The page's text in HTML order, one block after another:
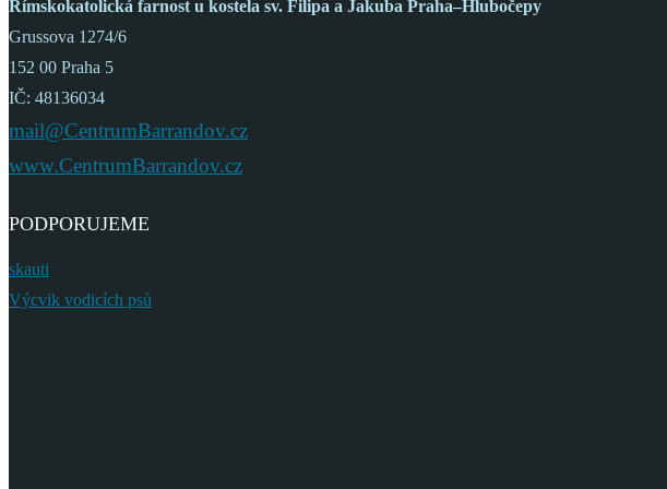
Římskokatolická farnost u kostela sv. Filipa a Jakuba Praha–Hlubočepy
Grussova 1274/6
152 00 Praha 5
IČ: 48136034
mail@CentrumBarrandov.cz
www.CentrumBarrandov.cz
PODPORUJEME
skauti
Výcvik vodicích psů